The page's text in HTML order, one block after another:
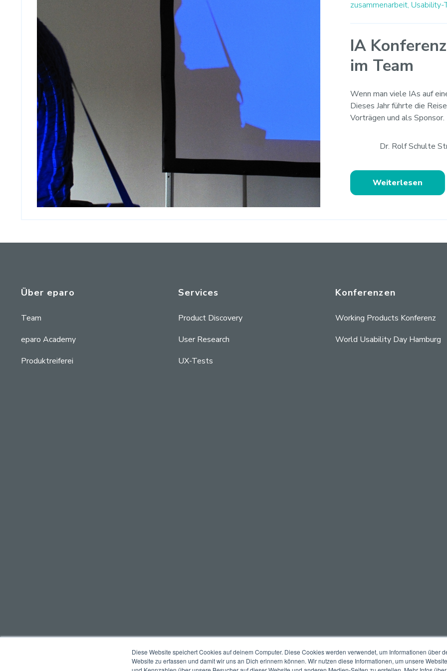
Diese Website speichert Cookies auf deinem Computer. Diese Cookies werden verwendet, um Informationen über
Website zu erfassen und damit wir uns an Dich erinnern können. Wir nutzen diese Informationen, um unsere
zusammenarbeit, Usability-
IA
im Team
Wenn man viele IAs auf
Dieses Jahr führte die
Vorträgen und als
Dr. Rolf Schulte
Weiterlesen
Über eparo
Team
eparo Academy
Produktreiferei
Services
Product Discovery
User Research
UX-Tests
Konferenzen
Working Products Konferenz
World Usability Day Hamburg